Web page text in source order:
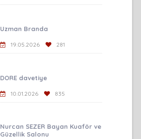
Uzman Branda
19.05.2026 281
DORE davetiye
10.01.2026 835
Nurcan SEZER Bayan Kuaför ve
Güzellik Salonu